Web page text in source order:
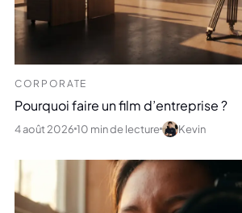
CORPORATE
Pourquoi faire un film d’entreprise ?
4 août 2026 10 min de lecture Kevin